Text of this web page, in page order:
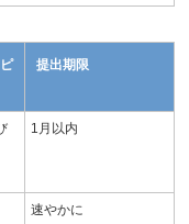
提出期限
1月以内
速やかに